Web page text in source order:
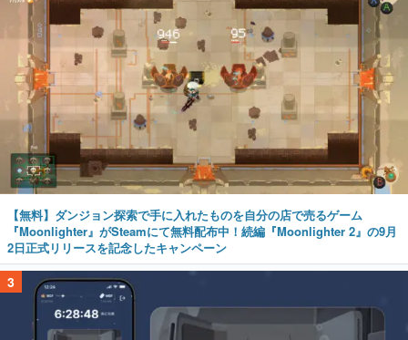
【無料】ダンジョン探索で手に入れたものを自分の店で売るゲーム
『Moonlighter』がSteamにて無料配布中！続編『Moonlighter 2』の9月
2日正式リリースを記念したキャンペーン
3